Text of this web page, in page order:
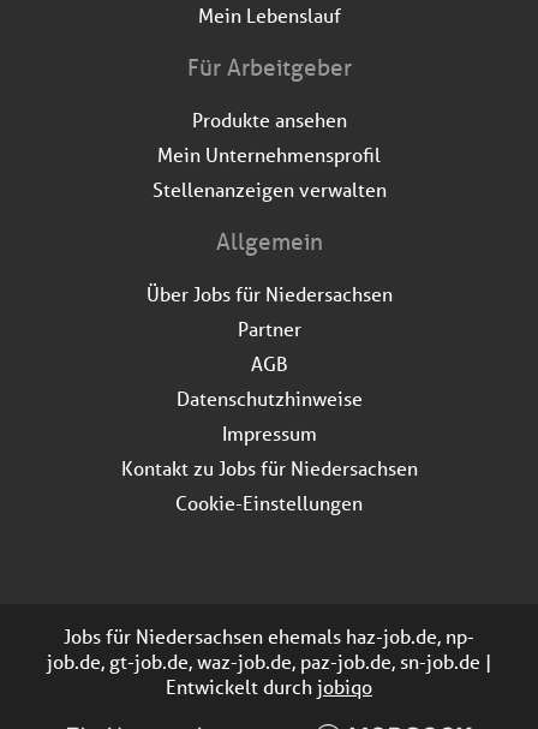
Mein Lebenslauf
Für Arbeitgeber
Produkte ansehen
Mein Unternehmensprofil
Stellenanzeigen verwalten
Allgemein
Über Jobs für Niedersachsen
Partner
AGB
Datenschutzhinweise
Impressum
Kontakt zu Jobs für Niedersachsen
Cookie-Einstellungen
Jobs für Niedersachsen ehemals haz-job.de, np-
job.de, gt-job.de, waz-job.de, paz-job.de, sn-job.de |
Entwickelt durchjobiqo